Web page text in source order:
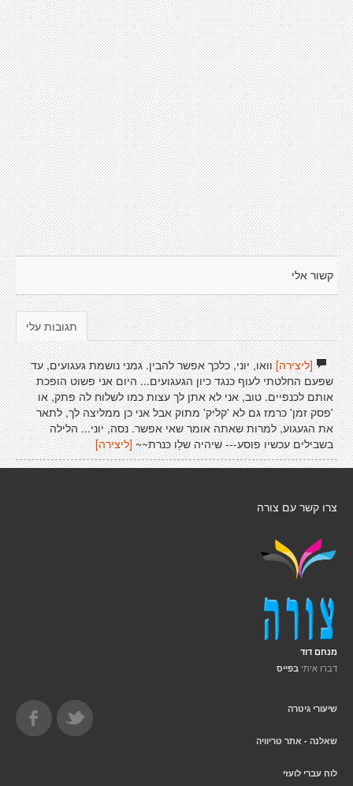
קשור אלי
תגובות עלי
[ליצירה]וואו, יוני, כלכך אפשר להבין. גמני נושמת געגועים, עד
שפעם החלטתי לעוף כנגד כיון הגעגועים... היום אני פשוט הופכת
אותם לכנפיים. טוב, אני לא אתן לך עצות כמו לשלוח לה פתק, או
'פסק זמן' כרמז גם לא 'קליק' מתוק אבל אני כן ממליצה לך, לתאר
את הגעגוע, למרות שאתה אומר שאי אפשר. נסה, יוני... הלילה
בשבילים עכשיו פוסע--- שיהיה שלֵו כּנרת~~[ליצירה]
צרו קשר עם צורה
מנחם דוד
דברו איתי בפייס
שיעורי גיטרה
שאלנה - אתר טריוויה
לוח עברי לועזי